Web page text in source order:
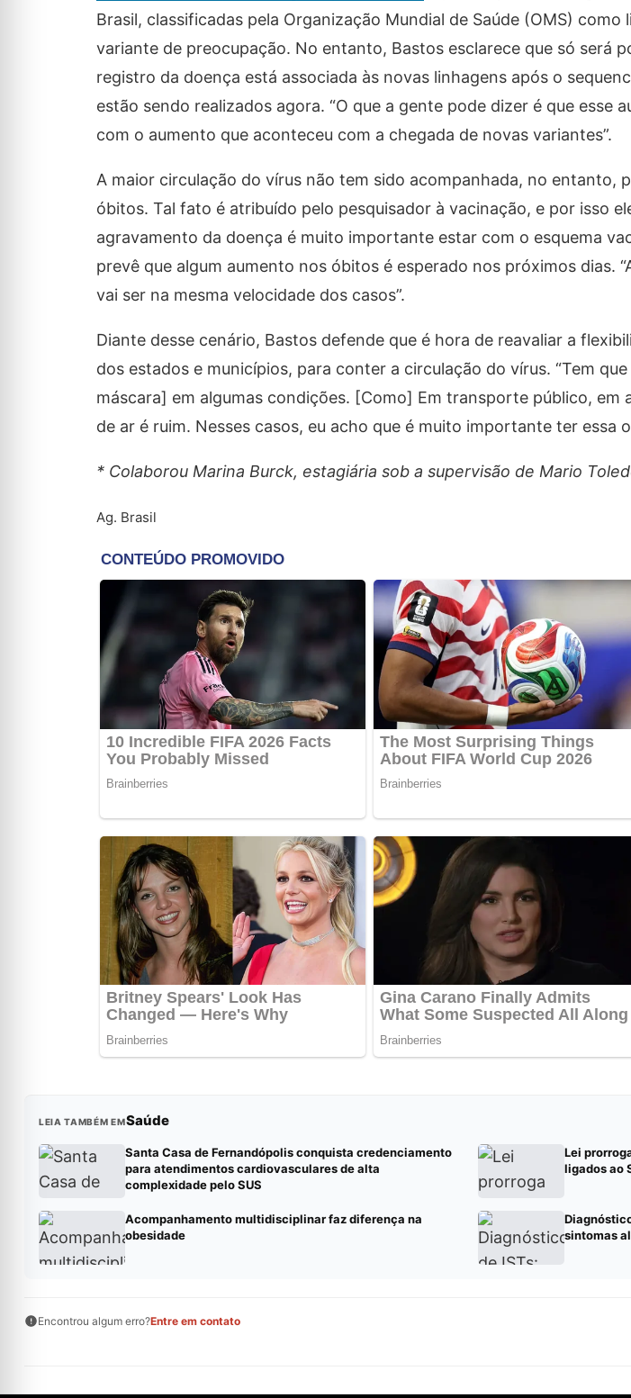
Brasil, classificadas pela Organização Mundial de Saúde (OMS)
variante de preocupação. No entanto, Bastos esclarece que só será
registro da doença está associada às novas linhagens após o
estão sendo realizados agora. “O que a gente pode dizer é que esse
com o aumento que aconteceu com a chegada de novas variantes”.
A maior circulação do vírus não tem sido acompanhada, no entanto,
óbitos. Tal fato é atribuído pelo pesquisador à vacinação, e por isso
agravamento da doença é muito importante estar com o esquema
prevê que algum aumento nos óbitos é esperado nos próximos dias.
vai ser na mesma velocidade dos casos”.
Diante desse cenário, Bastos defende que é hora de reavaliar a
dos estados e municípios, para conter a circulação do vírus. “Tem
máscara] em algumas condições. [Como] Em transporte público, em
de ar é ruim. Nesses casos, eu acho que é muito importante ter essa
* Colaborou Marina Burck, estagiária sob a supervisão de Mario
Ag. Brasil
LEIA TAMBÉM EMSaúde
Santa Casa de Fernandópolis conquista credenciamento
para atendimentos cardiovasculares de alta
complexidade pelo SUS
Lei
ligados ao
Acompanhamento multidisciplinar faz diferença na
obesidade
sintomas
Encontrou algum erro?Entre em contato